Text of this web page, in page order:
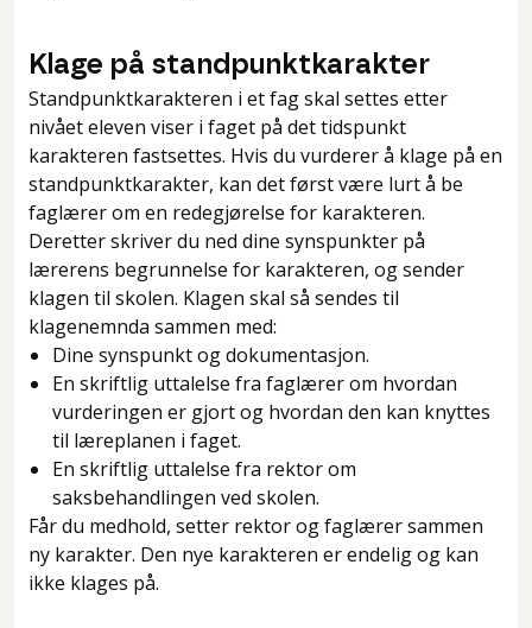
Klage på standpunktkarakter
Standpunktkarakteren i et fag skal settes etter
nivået eleven viser i faget på det tidspunkt
karakteren fastsettes. Hvis du vurderer å klage på en
standpunktkarakter, kan det først være lurt å be
faglærer om en redegjørelse for karakteren.
Deretter skriver du ned dine synspunkter på
lærerens begrunnelse for karakteren, og sender
klagen til skolen. Klagen skal så sendes til
klagenemnda sammen med:
Dine synspunkt og dokumentasjon.
En skriftlig uttalelse fra faglærer om hvordan
vurderingen er gjort og hvordan den kan knyttes
til læreplanen i faget.
En skriftlig uttalelse fra rektor om
saksbehandlingen ved skolen.
Får du medhold, setter rektor og faglærer sammen
ny karakter. Den nye karakteren er endelig og kan
ikke klages på.